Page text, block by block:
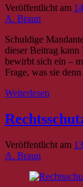
Veröffentlicht am
A. Braun
Schuldige
dieser Beitrag kann
bewirbt sich ein –
Frage, was sie
Weiterlesen
Veröffentlicht am
A. Braun